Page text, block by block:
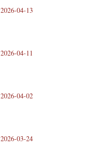
2026-04-13
2026-04-11
2026-04-02
2026-03-24